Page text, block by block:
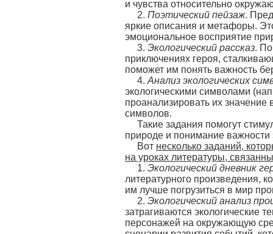
и чувства относительно
2. Поэтический пейзаж.
яркие описания и метафоры.
эмоциональное восприятие
3. Экологический рассказ.
приключениях героя,
поможет им понять важность
4. Анализ экологических
экологическими символами
проанализировать их значение
символов.
Такие задания помогут
природе и понимание важности
Вот несколько заданий,
на уроках литературы,
1. Экологический дневник
литературного произведения,
им лучше погрузиться в мир
2. Экологический анализ
затрагиваются экологические
персонажей на окружающую